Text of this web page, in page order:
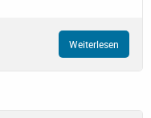
Weiterlesen